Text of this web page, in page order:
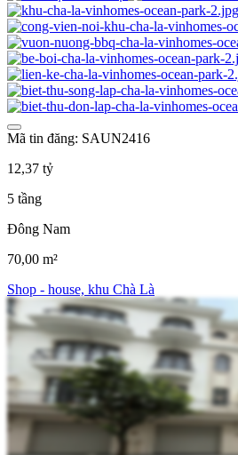
Mã tin đăng: SAUN2416
12,37 tỷ
5 tầng
Đông Nam
70,00 m²
Shop - house, khu Chà Là